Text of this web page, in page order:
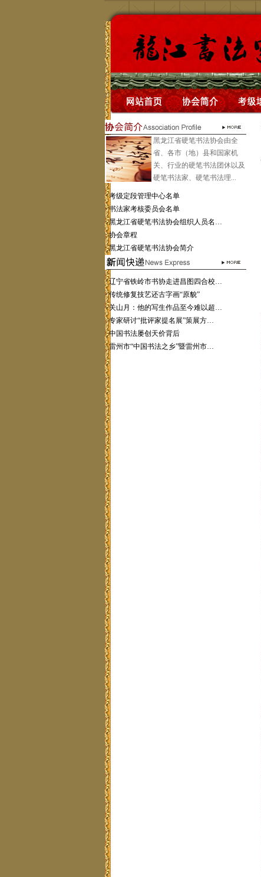
黑龙江省硬笔书法协会由全
省、各市（地）县和国家机
关、行业的硬笔书法团休以及
硬笔书法家、硬笔书法理...
·考级定段管理中心名单
·书法家考核委员会名单
·黑龙江省硬笔书法协会组织人员名…
·协会章程
·黑龙江省硬笔书法协会简介
·辽宁省铁岭市书协走进昌图四合校…
·传统修复技艺还古字画“原貌”
·关山月：他的写生作品至今难以超…
·专家研讨“批评家提名展”策展方…
·中国书法屡创天价背后
·雷州市“中国书法之乡”暨雷州市…